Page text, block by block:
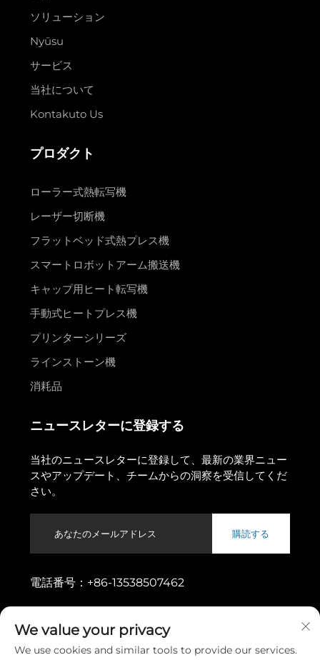
ソリューション
Nyūsu
サービス
当社について
Kontakuto Us
プロダクト
ローラー式熱転写機
レーザー切断機
フラットベッド式熱プレス機
スマートロボットアーム搬送機
キャップ用ヒート転写機
手動式ヒートプレス機
プリンターシリーズ
ラインストーン機
消耗品
ニュースレターに登録する
当社のニュースレターに登録して、最新の業界ニュー
スやアップデート、チームからの洞察を受信してくだ
さい。
購読する
電話番号： +86-13538507462
We value your privacy
We use cookies and similar tools to provide our services.